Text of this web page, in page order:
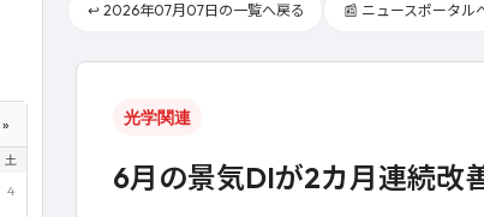
↩️ 2026年07月07日の一覧へ戻る 📰 ニュースポータル
光学関連
6月の景気DIが2カ月連続改
土
4